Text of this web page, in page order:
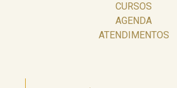
CURSOS
AGENDA
ATENDIMENTOS